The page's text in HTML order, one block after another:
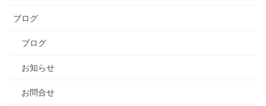
ブログ
ブログ
お知らせ
お問合せ